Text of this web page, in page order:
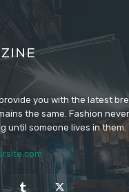
you with the latest
the same. Fashion
until someone lives in them.